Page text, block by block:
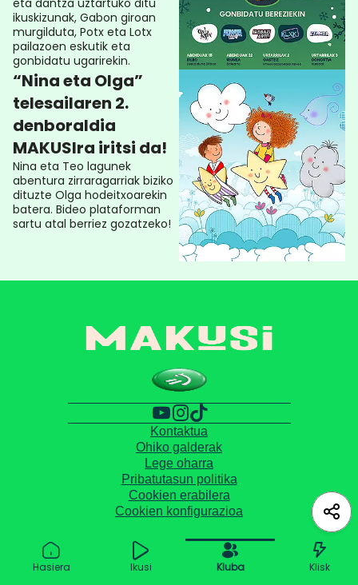
eta dantza uztartuko ditu
ikuskizunak, Gabon giroan
murgilduta, Potx eta Lotx
pailazoen eskutik eta
gonbidatu ugarirekin.
“Nina eta Olga”
telesailaren 2.
denboraldia
MAKUSIra iritsi da!
Nina eta Teo lagunek
abentura zirraragarriak biziko
dituzte Olga hodeitxoarekin
batera. Bideo plataforman
sartu atal berriez gozatzeko!
Hasiera Ikusi Kluba Klisk
Kontaktua
Ohiko galderak
Lege oharra
Pribatutasun politika
Cookien erabilera
Cookien konfigurazioa